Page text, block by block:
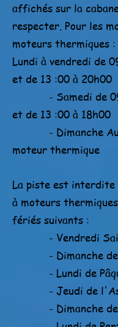
affichés sur la
respecter. Pour les
moteurs
Lundi à vendredi de
et de 13 :00 à 20h00
- Samedi de
et de 13 :00 à 18h00
- Dimanche
moteur thermique
La piste est interdite
à moteurs
fériés suivants :
- Vendredi
- Dimanche de
- Lundi de
- Jeudi de
- Dimanche de